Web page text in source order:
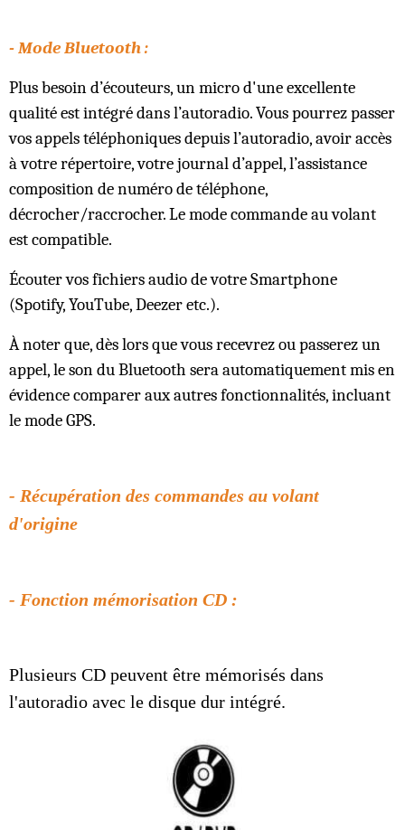
- Mode Bluetooth :
Plus besoin d’écouteurs, un micro d'une excellente
qualité est intégré dans l’autoradio. Vous pourrez passer
vos appels téléphoniques depuis l’autoradio, avoir accès
à votre répertoire, votre journal d’appel, l’assistance
composition de numéro de téléphone,
décrocher/raccrocher. Le mode commande au volant
est compatible.
Écouter vos fichiers audio de votre Smartphone
(Spotify, YouTube, Deezer etc.).
À noter que, dès lors que vous recevrez ou passerez un
appel, le son du Bluetooth sera automatiquement mis en
évidence comparer aux autres fonctionnalités, incluant
le mode GPS.
- Récupération des commandes au volant
d'origine
- Fonction mémorisation CD :
Plusieurs CD peuvent être mémorisés dans
l'autoradio avec le disque dur intégré.